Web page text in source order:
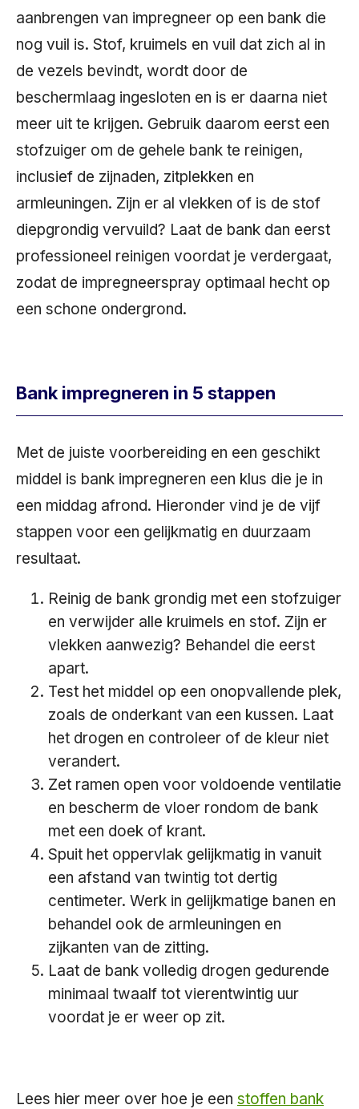
aanbrengen van impregneer op een bank die
nog vuil is. Stof, kruimels en vuil dat zich al in
de vezels bevindt, wordt door de
beschermlaag ingesloten en is er daarna niet
meer uit te krijgen. Gebruik daarom eerst een
stofzuiger om de gehele bank te reinigen,
inclusief de zijnaden, zitplekken en
armleuningen. Zijn er al vlekken of is de stof
diepgrondig vervuild? Laat de bank dan eerst
professioneel reinigen voordat je verdergaat,
zodat de impregneerspray optimaal hecht op
een schone ondergrond.
Bank impregneren in 5 stappen
Met de juiste voorbereiding en een geschikt
middel is bank impregneren een klus die je in
een middag afrond. Hieronder vind je de vijf
stappen voor een gelijkmatig en duurzaam
resultaat.
Reinig de bank grondig met een stofzuiger
en verwijder alle kruimels en stof. Zijn er
vlekken aanwezig? Behandel die eerst
apart.
Test het middel op een onopvallende plek,
zoals de onderkant van een kussen. Laat
het drogen en controleer of de kleur niet
verandert.
Zet ramen open voor voldoende ventilatie
en bescherm de vloer rondom de bank
met een doek of krant.
Spuit het oppervlak gelijkmatig in vanuit
een afstand van twintig tot dertig
centimeter. Werk in gelijkmatige banen en
behandel ook de armleuningen en
zijkanten van de zitting.
Laat de bank volledig drogen gedurende
minimaal twaalf tot vierentwintig uur
voordat je er weer op zit.
Lees hier meer over hoe je een stoffen bank